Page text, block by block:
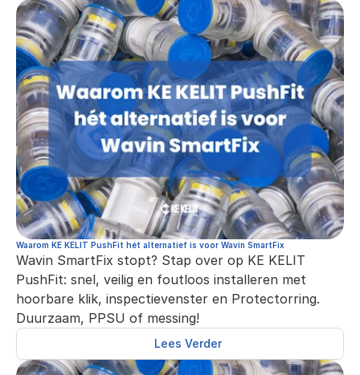
Waarom KE KELIT PushFit hét alternatief is voor Wavin SmartFix
Wavin SmartFix stopt? Stap over op KE KELIT
PushFit: snel, veilig en foutloos installeren met
hoorbare klik, inspectievenster en Protectorring.
Duurzaam, PPSU of messing!
Lees Verder